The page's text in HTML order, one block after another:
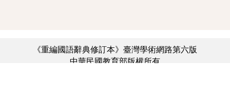
《重編國語辭典修訂本》臺灣學術網路第六版
中華民國教育部版權所有